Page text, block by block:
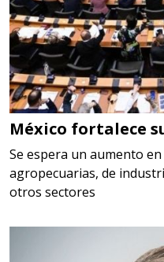
Empresa en
Requiere:
LOGÍSTICA
Especificaciones:
cualquiera
Aplicar al
Empresa en
Requiere:
México fortalece
Se espera un aumento
agropecuarias, de
otros sectores